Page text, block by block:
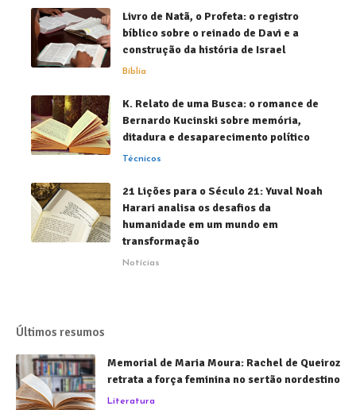
Livro de Natã, o Profeta: o registro
bíblico sobre o reinado de Davi e a
construção da história de Israel
Bíblia
K. Relato de uma Busca: o romance de
Bernardo Kucinski sobre memória,
ditadura e desaparecimento político
Técnicos
21 Lições para o Século 21: Yuval Noah
Harari analisa os desafios da
humanidade em um mundo em
transformação
Notícias
Últimos resumos
Memorial de Maria Moura: Rachel de Queiroz
retrata a força feminina no sertão nordestino
Literatura